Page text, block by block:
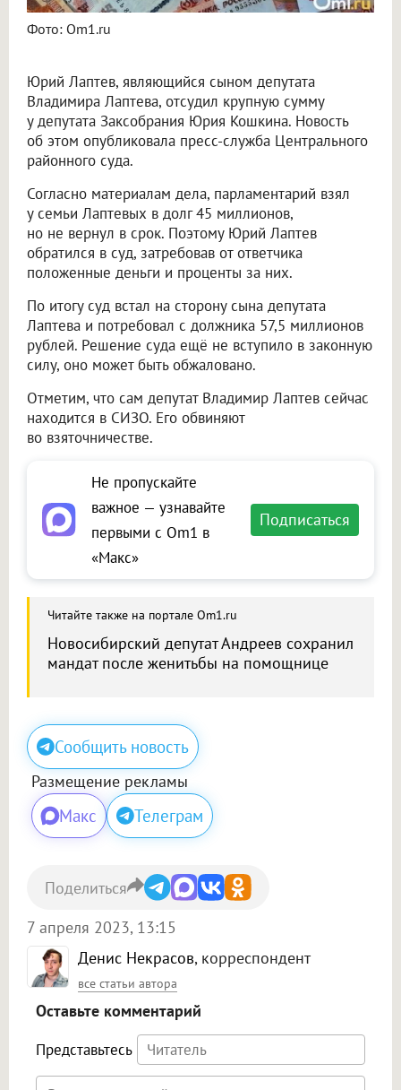
Фото: Om1.ru
Юрий Лаптев, являющийся сыном депутата
Владимира Лаптева, отсудил крупную сумму
у депутата Заксобрания Юрия Кошкина. Новость
об этом опубликовала пресс-служба Центрального
районного суда.
Согласно материалам дела, парламентарий взял
у семьи Лаптевых в долг 45 миллионов,
но не вернул в срок. Поэтому Юрий Лаптев
обратился в суд, затребовав от ответчика
положенные деньги и проценты за них.
По итогу суд встал на сторону сына депутата
Лаптева и потребовал с должника 57,5 миллионов
рублей. Решение суда ещё не вступило в законную
силу, оно может быть обжаловано.
Отметим, что сам депутат Владимир Лаптев сейчас
находится в СИЗО. Его обвиняют
во взяточничестве.
Не пропускайте
важное — узнавайте
первыми с Om1 в
«Макс»
Подписаться
Читайте также на портале Om1.ru
Новосибирский депутат Андреев сохранил
мандат после женитьбы на помощнице
Сообщить новость
Размещение рекламы
Макс Телеграм
Денис Некрасов, корреспондент
все статьи автора
7 апреля 2023, 13:15
Поделиться
Оставьте комментарий
Представьтесь